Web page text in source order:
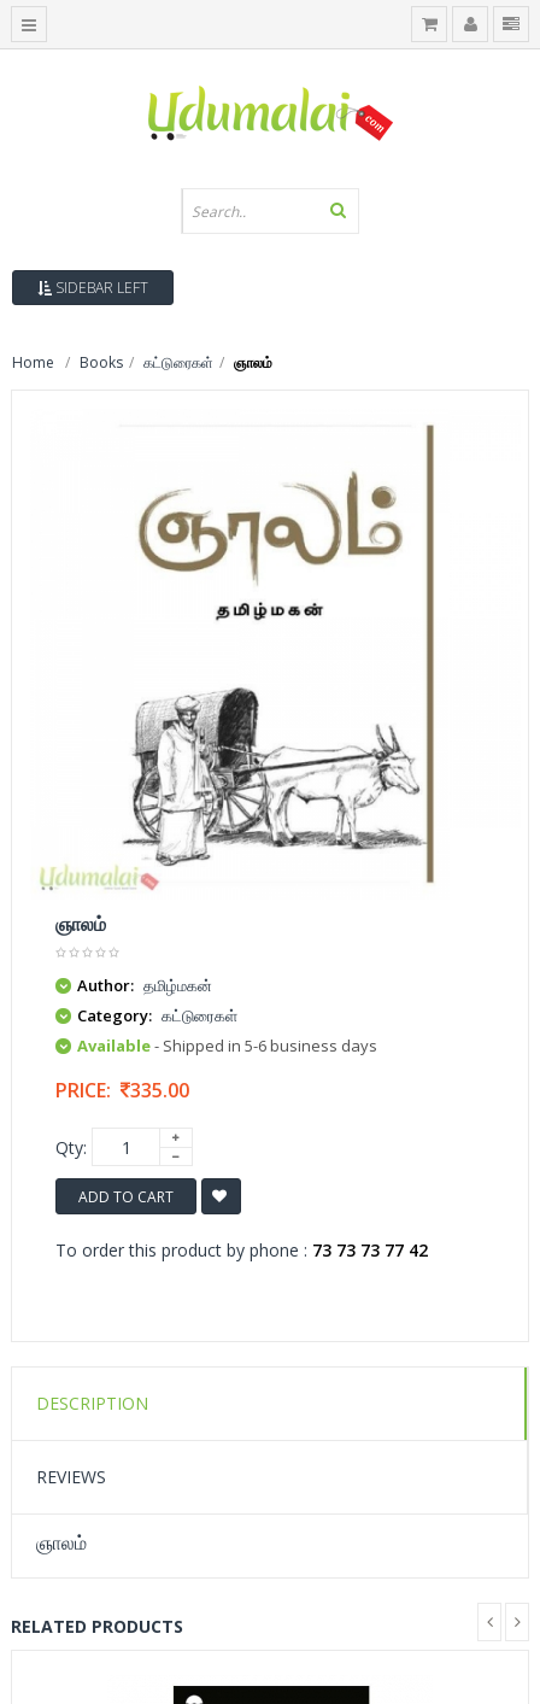
SIDEBAR LEFT
Home Books கட்டுரைகள் ஞாலம்
ஞாலம்
Author: தமிழ்மகன்
Category: கட்டுரைகள்
Available- Shipped in 5-6 business days
PRICE: 335.00
Qty:
ADD TO CART
To order this product by phone : 73 73 73 77 42
DESCRIPTION
REVIEWS
ஞாலம்
RELATED PRODUCTS